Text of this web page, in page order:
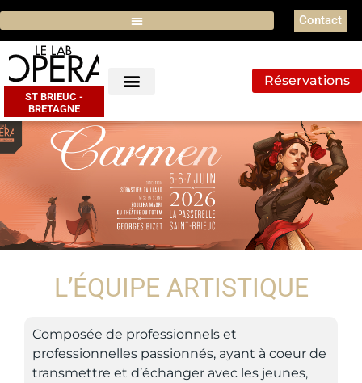
Contact
ST BRIEUC -
BRETAGNE
Réservations
L’ÉQUIPE ARTISTIQUE
Composée de professionnels et
professionnelles passionnés, ayant à coeur de
transmettre et d’échanger avec les jeunes,